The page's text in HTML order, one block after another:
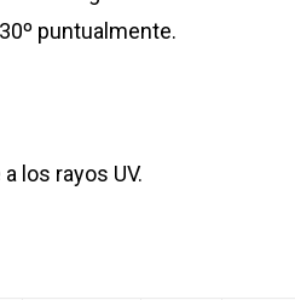
puntualmente.
los rayos UV.